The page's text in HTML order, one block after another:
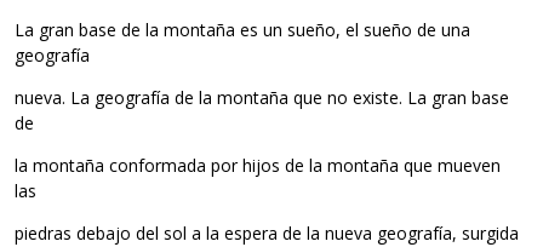
La gran base de la montaña es un sueño, el sueño de una
geografía
nueva. La geografía de la montaña que no existe. La gran base
de
la montaña conformada por hijos de la montaña que mueven
las
piedras debajo del sol a la espera de la nueva geografía, surgida